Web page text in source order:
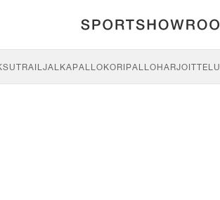
TRAILJALKAPALLOKORIPALLOHARJOITTELU